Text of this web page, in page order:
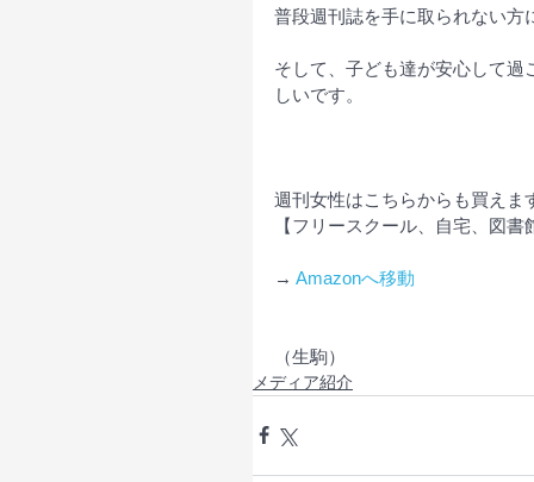
普段週刊誌を手に取られない方
そして、子ども達が安心して
しいです。
週刊女性はこちらからも買えま
【フリースクール、自宅、図
→ Amazonへ移動
（生駒）
メディア紹介